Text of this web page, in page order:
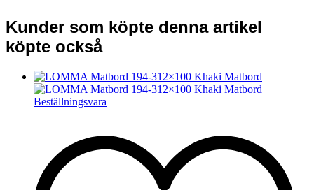
Kunder som köpte denna artikel
köpte också
Beställningsvara